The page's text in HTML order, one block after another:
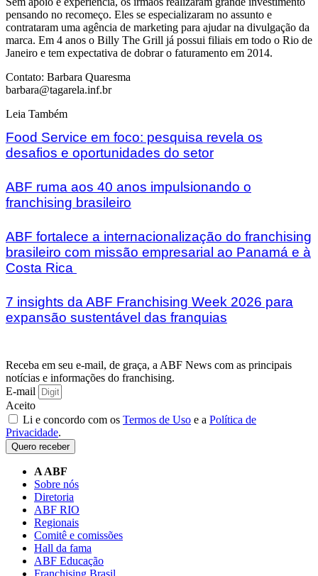
pensando no recomeço. Eles se especializaram no assunto e
contrataram uma agência de marketing para ajudar na divulgação da
marca. Em 4 anos o Billy The Grill já possui filiais em todo o Rio de
Janeiro e tem expectativa de dobrar o faturamento em 2014.
Contato: Barbara Quaresma
barbara@tagarela.inf.br
Leia Também
Food Service em foco: pesquisa revela os
desafios e oportunidades do setor
ABF ruma aos 40 anos impulsionando o
franchising brasileiro
ABF fortalece a internacionalização do franchising
brasileiro com missão empresarial ao Panamá e à
Costa Rica
7 insights da ABF Franchising Week 2026 para
expansão sustentável das franquias
Receba em seu e-mail, de graça, a ABF News com as principais
notícias e informações do franchising.
E-mail
Aceito
Li e concordo com os Termos de Uso e a Política de
Privacidade.
Quero receber
A ABF
Sobre nós
Diretoria
ABF RIO
Regionais
Comitê e comissões
Hall da fama
ABF Educação
Franchising Brasil